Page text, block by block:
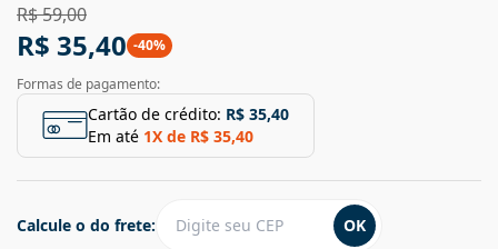
R$ 59,00
R$ 35,40 -40%
Formas de pagamento:
Cartão de crédito: R$ 35,40
Em até 1X de R$ 35,40
Calcule o do frete: OK